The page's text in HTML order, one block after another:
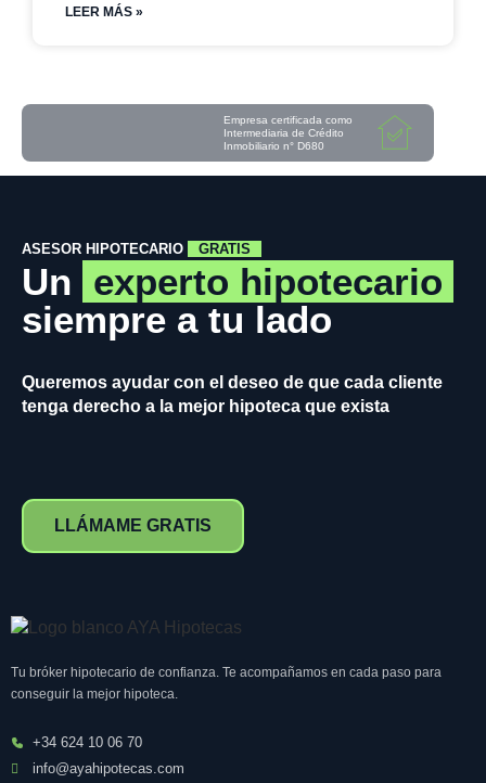
LEER MÁS »
Empresa certificada como
Intermediaria de Crédito
Inmobiliario n° D680
ASESOR HIPOTECARIO GRATIS
Un experto hipotecario
siempre a tu lado
Queremos ayudar con el deseo de que cada cliente
tenga derecho a la mejor hipoteca que exista
LLÁMAME GRATIS
Tu bróker hipotecario de confianza. Te acompañamos en cada paso para
conseguir la mejor hipoteca.
+34 624 10 06 70
info@ayahipotecas.com